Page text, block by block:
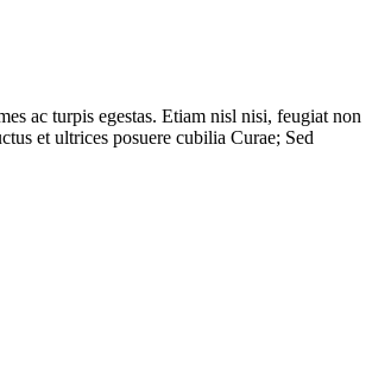
ac turpis egestas. Etiam nisl nisi, feugiat non
et ultrices posuere cubilia Curae; Sed